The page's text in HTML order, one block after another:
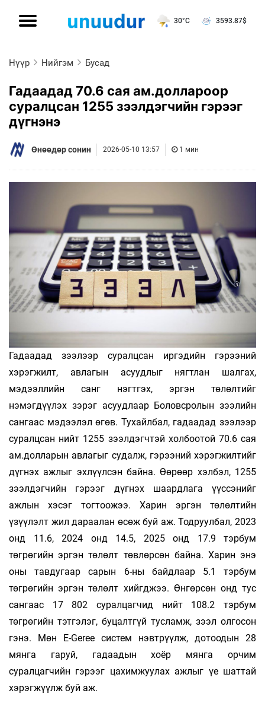
30°C 3593.87$
Нүүр Нийгэм Бусад
Гадаадад 70.6 сая ам.доллароор
суралцсан 1255 зээлдэгчийн гэрээг
дүгнэнэ
Өнөөдөр сонин 2026-05-10 13:57 1 мин
Гадаадад зээлээр суралцсан иргэдийн гэ­рээний
хэрэгжилт, авлагын асуудлыг нягтлан шалгах,
мэдээллийн санг нэгтгэх, эргэн төлөлтийг
нэмэгдүүлэх зэрэг асуудлаар Боловсролын зээлийн
сангаас мэдээлэл өгөв. Тухайлбал, гадаадад зээлээр
суралцсан нийт 1255 зээлдэгчтэй холбоотой 70.6 сая
ам.долларын авлагыг судалж, гэрээний хэрэгжилтийг
дүгнэх ажлыг эхлүүлсэн байна. Өөрөөр хэлбэл, 1255
зээлдэгчийн гэрээг дүгнэх шаардлага үүссэнийг
ажлын хэсэг тогтоожээ. Харин эргэн төлөлтийн
үзүүлэлт жил дараалан өсөж буй аж. Тодруулбал, 2023
онд 11.6, 2024 онд 14.5, 2025 онд 17.9 тэрбум
төгрөгийн эргэн төлөлт төвлөрсөн байна. Харин энэ
оны тавдугаар сарын 6-ны байдлаар 5.1 тэрбум
төгрөгийн эргэн төлөлт хийгджээ. Өнгөрсөн онд тус
сангаас 17 802 суралцагчид нийт 108.2 тэрбум
төгрөгийн тэтгэлэг, буцалтгүй тусламж, зээл олгосон
гэнэ. Мөн E-Geree систем нэвтрүүлж, дотоодын 28
мянга гаруй, гадаадын хоёр мянга орчим
суралцагчийн гэрээг цахимжуулах ажлыг үе шаттай
хэрэгжүүлж буй аж.